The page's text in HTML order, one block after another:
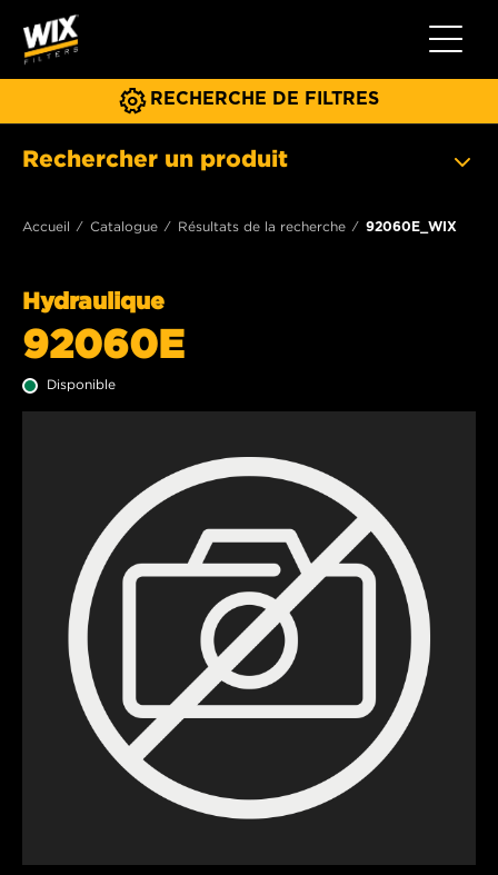
Toggle
RECHERCHE DE FILTRES
Rechercher un produit
Accueil Catalogue Résultats de la recherche 92060E_WIX
Hydraulique
92060E
Disponible